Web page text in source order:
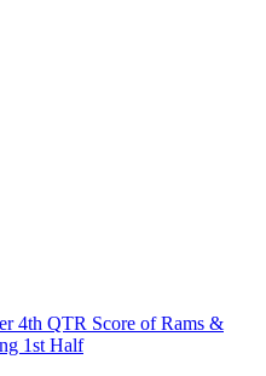
4th QTR Score of Rams &
1st Half